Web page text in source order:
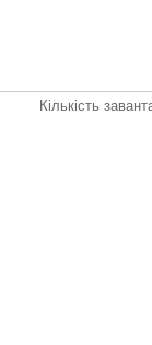
Кількість